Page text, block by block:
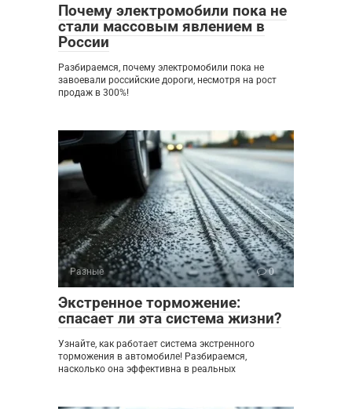
Почему электромобили пока не
стали массовым явлением в
России
Разбираемся, почему электромобили пока не
завоевали российские дороги, несмотря на рост
продаж в 300%!
Разные 0
Экстренное торможение:
спасает ли эта система жизни?
Узнайте, как работает система экстренного
торможения в автомобиле! Разбираемся,
насколько она эффективна в реальных